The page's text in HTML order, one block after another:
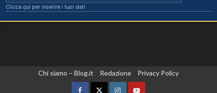
Chi siamo – Blog.it Redazione Privacy Policy
Lorella Cuccarini compie 61 anni:
“Ho l’energia di una ventenne!”
Clicca qui per inserire i tuoi dati